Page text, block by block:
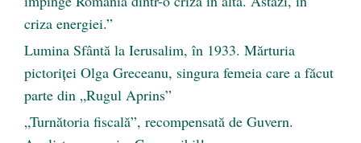
criza energiei.”
Lumina Sfântă la Ierusalim, în 1933. Mărturia
pictoriței Olga Greceanu, singura femeia care a făcut
parte din „Rugul Aprins”
„Turnătoria fiscală”, recompensată de Guvern.